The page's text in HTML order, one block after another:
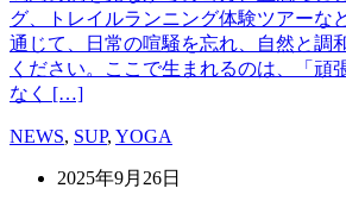
グ、トレイルランニング体験ツアーな
通じて、日常の喧騒を忘れ、自然と調
ください。ここで生まれるのは、「頑
なく […]
NEWS, SUP, YOGA
2025年9月26日